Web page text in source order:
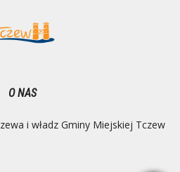
O NAS
i władz Gminy Miejskiej Tczew